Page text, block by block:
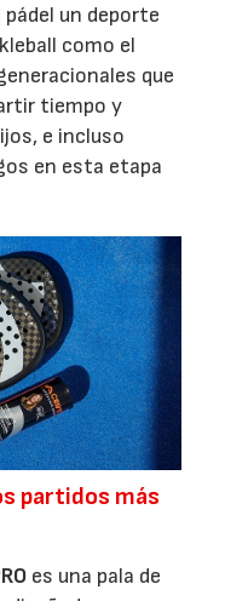
un deporte
como el
que
tiempo y
e incluso
en esta etapa
partidos más
es una pala de